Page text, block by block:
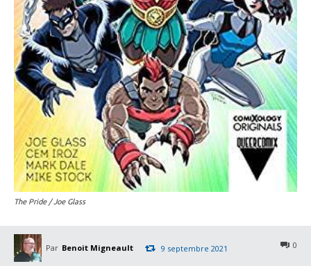
The Pride / Joe Glass
Par Benoit Migneault 0
9 septembre 2021